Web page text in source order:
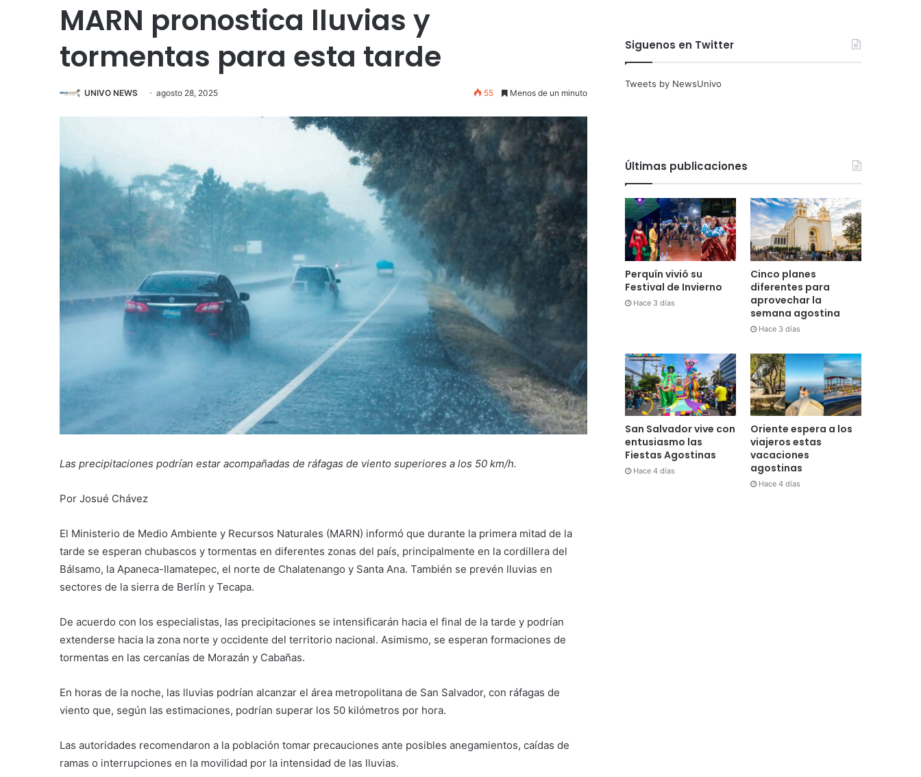
MARN pronostica lluvias y
tormentas para esta tarde
UNIVO NEWS agosto 28, 2025 55 Menos de un minuto
Las precipitaciones podrían estar acompañadas de ráfagas de viento superiores a los 50 km/h.
Por Josué Chávez
El Ministerio de Medio Ambiente y Recursos Naturales (MARN) informó que durante la primera mitad de la
tarde se esperan chubascos y tormentas en diferentes zonas del país, principalmente en la cordillera del
Bálsamo, la Apaneca-Ilamatepec, el norte de Chalatenango y Santa Ana. También se prevén lluvias en
sectores de la sierra de Berlín y Tecapa.
De acuerdo con los especialistas, las precipitaciones se intensificarán hacia el final de la tarde y podrían
extenderse hacia la zona norte y occidente del territorio nacional. Asimismo, se esperan formaciones de
tormentas en las cercanías de Morazán y Cabañas.
En horas de la noche, las lluvias podrían alcanzar el área metropolitana de San Salvador, con ráfagas de
viento que, según las estimaciones, podrían superar los 50 kilómetros por hora.
Las autoridades recomendaron a la población tomar precauciones ante posibles anegamientos, caídas de
ramas o interrupciones en la movilidad por la intensidad de las lluvias.
Suben los precios de los
Peregrinación Camino de San
Óscar Romero inicia recorrido
UNIVO fortalece la formación de
los futuros periodistas
salvadoreños con experiencias
Comunicaciones
Licenciatura en Turismo de la
UNIVO forma profesionales con
Siguenos en Twitter
Tweets by NewsUnivo
Últimas publicaciones
Perquín vivió su
Festival de Invierno
Hace 3 días
Cinco planes
diferentes para
aprovechar la
semana agostina
Hace 3 días
San Salvador vive con
entusiasmo las
Fiestas Agostinas
Hace 4 días
Oriente espera a los
viajeros estas
vacaciones
agostinas
Hace 4 días